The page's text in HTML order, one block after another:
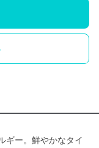
ギー。鮮やかなタイ